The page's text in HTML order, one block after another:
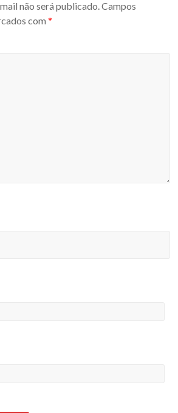
não será publicado. Campos
com*